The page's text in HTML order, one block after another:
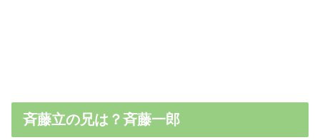
斉藤立の兄は？斉藤一郎